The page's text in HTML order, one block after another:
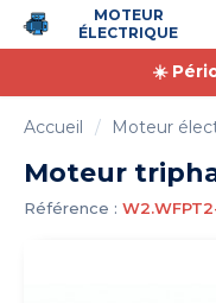
MOTEUR
ÉLECTRIQUE
☀️
Accueil Moteur
Moteur
Référence :